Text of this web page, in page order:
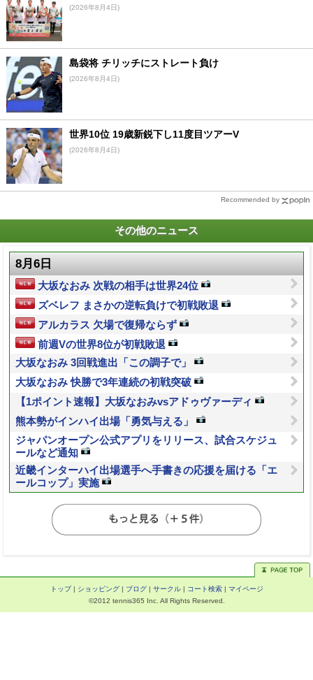
(2026年8月4日)
島袋将 チリッチにストレート負け
(2026年8月4日)
世界10位 19歳新鋭下し11度目ツアーV
(2026年8月4日)
Recommended by
その他のニュース
8月6日
大坂なおみ 次戦の相手は世界24位
ズベレフ まさかの逆転負けで初戦敗退
アルカラス 欠場で復帰ならず
前週Vの世界8位が初戦敗退
大坂なおみ 3回戦進出「この調子で」
大坂なおみ 快勝で3年連続の初戦突破
【1ポイント速報】大坂なおみvsアドゥヴァーディ
熊本勢がインハイ出場「勇気与える」
ジャパンオープン公式アプリをリリース、試合スケジュ
ールなど通知
近畿インターハイ出場選手へ手書きの応援を届ける「エ
ールコップ」実施
トップ| ショッピング| ブログ| サークル| コート検索| マイページ
©2012 tennis365 Inc. All Rights Reserved.